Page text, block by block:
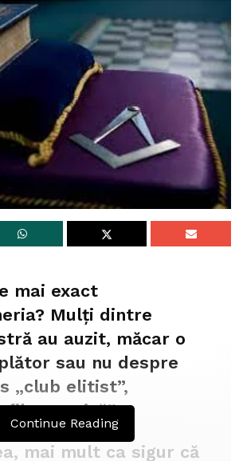
mai exact
Mulți dintre
au auzit, măcar o
sau nu despre
„club elitist”,
filantropică”.
mai mult ca sigur că
Continue Reading